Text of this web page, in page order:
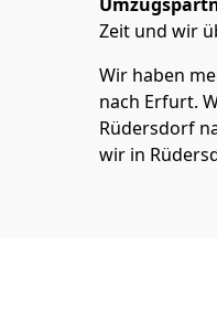
Zeit und wir
Wir haben
nach Erfurt.
Rüdersdorf
wir in